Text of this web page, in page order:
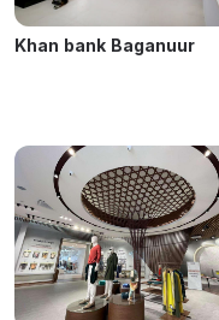
Khan bank Baganuur